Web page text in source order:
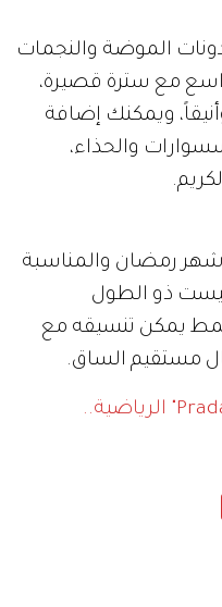
الموضة والنجمات
مع سترة قصيرة،
ويمكنك إضافة
والحذاء،
شهر رمضان والمناسبة
ذو الطول
يمكن تنسيقه مع
مستقيم الساق.
أزياء "Prada Linea Rossa" الرياضية..